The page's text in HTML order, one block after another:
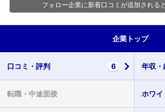
フォロー企業に新着口コミが追加される
企業 トップ
口コミ・ 評判 6 年収・
転職・ 中途面接 ホワイ